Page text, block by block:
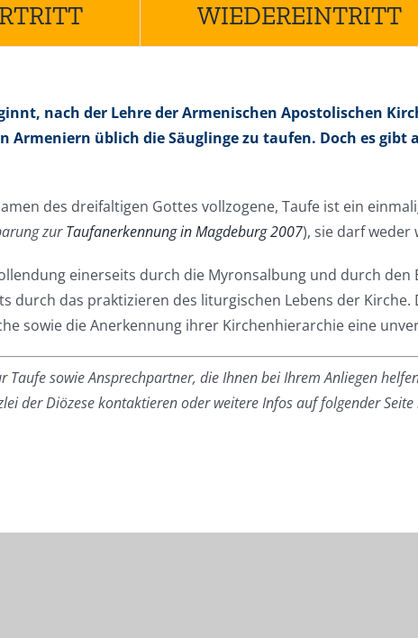
WIEDEREINTRITT
nach der Lehre der Armenischen Apostolischen
Armeniern üblich die Säuglinge zu taufen. Doch es
des dreifaltigen Gottes vollzogene, Taufe ist ein
zurTaufanerkennung in Magdeburg 2007), sie darf
einerseits durch die Myronsalbung und durch
das praktizieren des liturgischen Lebens der Kirche.
sowie die Anerkennung ihrer Kirchenhierarchie eine
sowie Ansprechpartner, die Ihnen bei Ihrem Anliegen
der Diözese kontaktieren oder weitere Infos auf folgender Seite